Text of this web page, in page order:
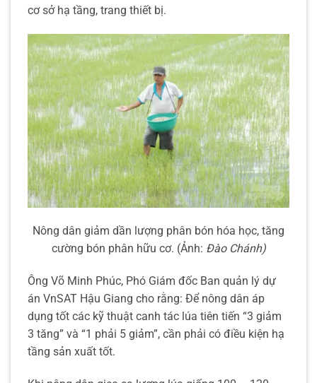
cơ sở hạ tầng, trang thiết bị.
Nông dân giảm dần lượng phân bón hóa học, tăng
cường bón phân hữu cơ. (Ảnh: Đào Chánh)
Ông Võ Minh Phúc, Phó Giám đốc Ban quản lý dự
án VnSAT Hậu Giang cho rằng: Để nông dân áp
dụng tốt các kỹ thuật canh tác lúa tiên tiến “3 giảm
3 tăng” và “1 phải 5 giảm”, cần phải có điều kiện hạ
tầng sản xuất tốt.